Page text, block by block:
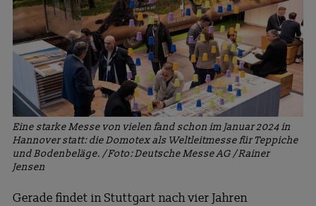
Eine starke Messe von vielen fand schon im Januar 2024 in
Hannover statt: die Domotex als Weltleitmesse für Teppiche
und Bodenbeläge. / Foto: Deutsche Messe AG / Rainer
Jensen
Gerade findet in Stuttgart nach vier Jahren